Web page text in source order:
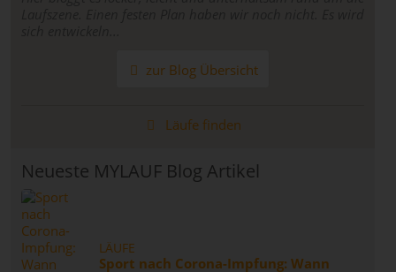
zur Blog Übersicht
Läufe finden
Neueste MYLAUF Blog Artikel
LÄUFE
Sport nach Corona-Impfung: Wann